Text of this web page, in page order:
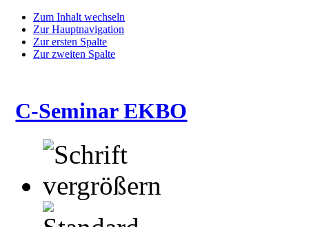
Zum Inhalt wechseln
Zur Hauptnavigation
Zur ersten Spalte
Zur zweiten Spalte
C-Seminar EKBO